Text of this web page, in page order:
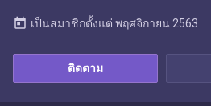
ติดตาม
today เป็นสมาชิกตั้งแต่ พฤศจิกายน 2563